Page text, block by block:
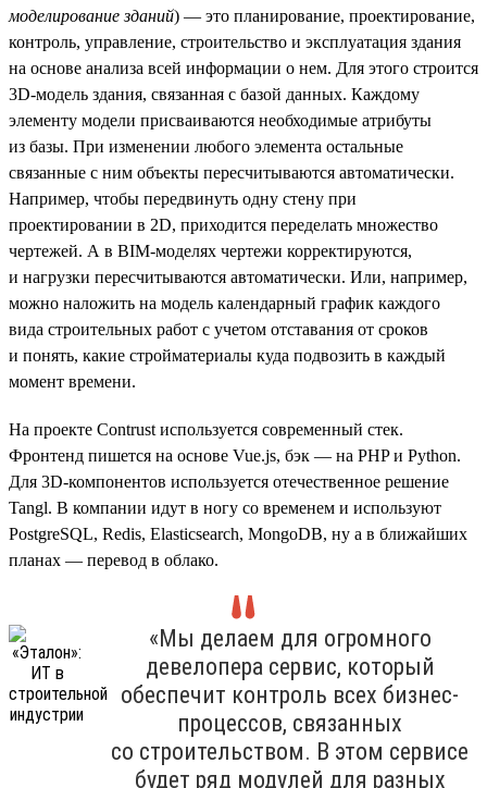
моделирование зданий) — это планирование, проектирование,
контроль, управление, строительство и эксплуатация здания
на основе анализа всей информации о нем. Для этого строится
3D-модель здания, связанная с базой данных. Каждому
элементу модели присваиваются необходимые атрибуты
из базы. При изменении любого элемента остальные
связанные с ним объекты пересчитываются автоматически.
Например, чтобы передвинуть одну стену при
проектировании в 2D, приходится переделать множество
чертежей. А в BIM-моделях чертежи корректируются,
и нагрузки пересчитываются автоматически. Или, например,
можно наложить на модель календарный график каждого
вида строительных работ с учетом отставания от сроков
и понять, какие стройматериалы куда подвозить в каждый
момент времени.
На проекте Contrust используется современный стек.
Фронтенд пишется на основе Vue.js, бэк — на PHP и Python.
Для 3D-компонентов используется отечественное решение
Tangl. В компании идут в ногу со временем и используют
PostgreSQL, Redis, Elasticsearch, MongoDB, ну а в ближайших
планах — перевод в облако.
«Мы делаем для огромного
девелопера сервис, который
обеспечит контроль всех бизнес-
процессов, связанных
со строительством. В этом сервисе
будет ряд модулей для разных